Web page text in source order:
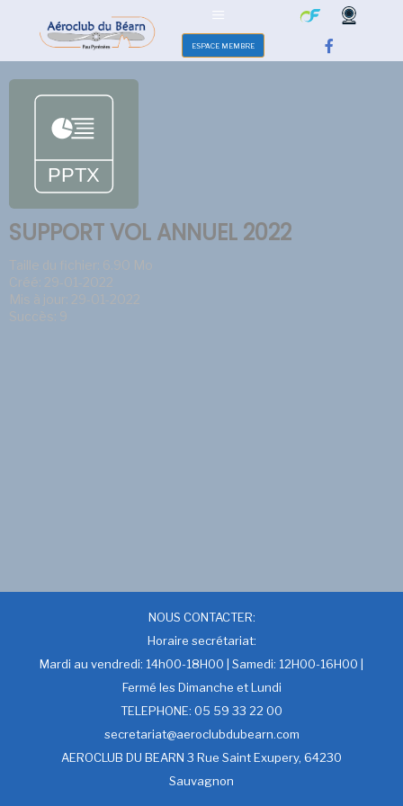
ESPACE MEMBRE
SUPPORT VOL ANNUEL 2022
Taille du fichier: 6.90 Mo
Créé: 29-01-2022
Mis à jour: 29-01-2022
Succès: 9
NOUS CONTACTER:
Horaire secrétariat:
Mardi au vendredi: 14h00-18H00 | Samedi: 12H00-16H00 |
Fermé les Dimanche et Lundi
TELEPHONE: 05 59 33 22 00
secretariat@aeroclubdubearn.com
AEROCLUB DU BEARN 3 Rue Saint Exupery, 64230
Sauvagnon